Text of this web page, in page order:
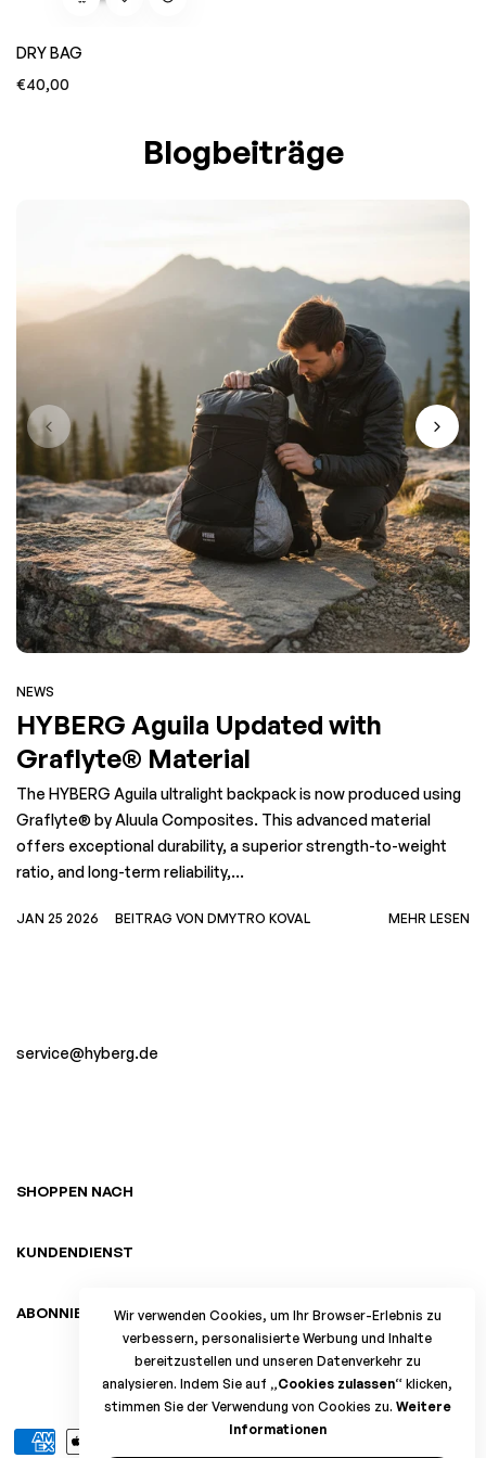
DRY BAG
Normaler
€40,00
Blogbeiträge
NEWS
HYBERG Aguila Updated with
Graflyte® Material
The HYBERG Aguila ultralight backpack is now produced using
Graflyte® by Aluula Composites. This advanced material
offers exceptional durability, a superior strength-to-weight
ratio, and long-term reliability,...
JAN 25 2026 BEITRAG VON DMYTRO KOVAL MEHR LESEN
service@hyberg.de
SHOPPEN NACH
KUNDENDIENST
ABONNIEREN SIE DEN NEWSLETTER
©2017 HYBERG.DE Hergestellte ultraleichte
Rucksackausrüstung
Wir verwenden Cookies, um Ihr Browser-Erlebnis zu
verbessern, personalisierte Werbung und Inhalte
bereitzustellen und unseren Datenverkehr zu
analysieren. Indem Sie auf „Cookies zulassen“ klicken,
stimmen Sie der Verwendung von Cookies zu. Weitere
Informationen